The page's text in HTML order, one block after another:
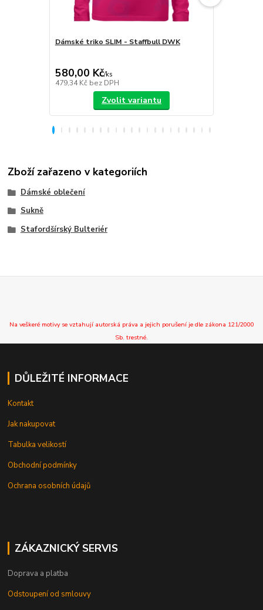
Dámské triko SLIM - Staffbull DWK
580,00 Kč/ks
479,34 Kč bez DPH
Zvolit variantu
Zboží zařazeno v kategoriích
Dámské oblečení
Sukně
Stafordšírský Bulteriér
Na veškeré motivy se vztahují autorská práva a jejich porušení je dle zákona 121/2000
Sb. trestné.
DŮLEŽITÉ INFORMACE
Kontakt
Jak nakupovat
Tabulka velikostí
Obchodní podmínky
Ochrana osobních údajů
ZÁKAZNICKÝ SERVIS
Doprava a platba
Odstoupení od smlouvy